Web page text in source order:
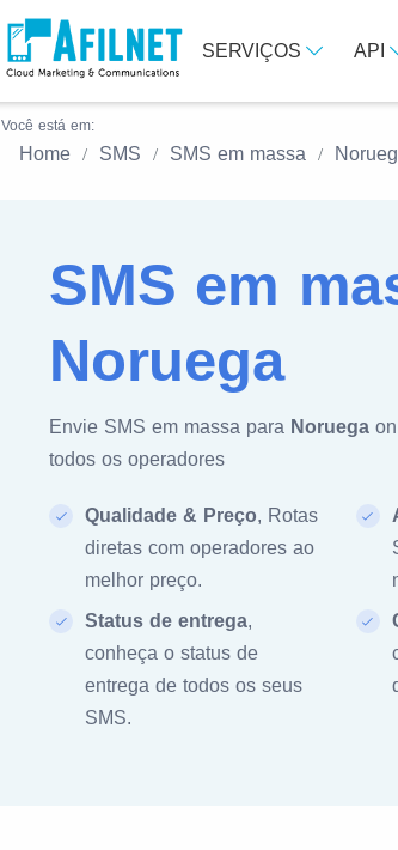
SERVIÇOS API
Você está em:
Home SMS SMS em massa
SMS em
Noruega
Envie SMS em massa para Noruega
todos os operadores
Qualidade & Preço, Rotas
diretas com operadores ao
melhor preço.
Status de entrega,
conheça o status de
entrega de todos os seus
SMS.